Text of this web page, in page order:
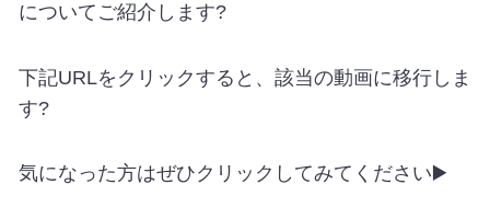
についてご紹介します?
下記URLをクリックすると、該当の動画に移行しま
す?
気になった方はぜひクリックしてみてください▶️